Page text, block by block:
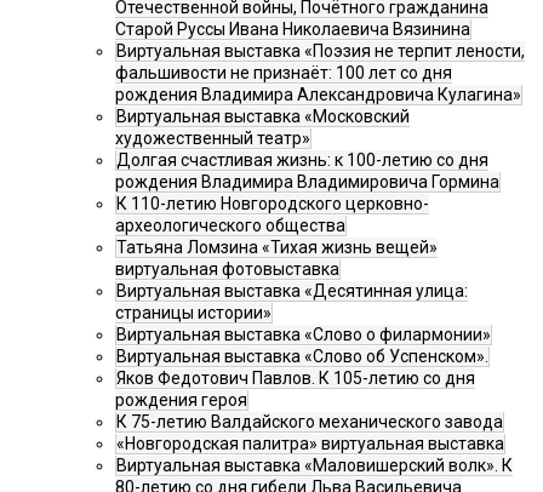
Отечественной войны, Почётного гражданина
Старой Руссы Ивана Николаевича Вязинина
Виртуальная выставка «Поэзия не терпит лености,
фальшивости не признаёт: 100 лет со дня
рождения Владимира Александровича Кулагина»
Виртуальная выставка «Московский
художественный театр»
Долгая счастливая жизнь: к 100-летию со дня
рождения Владимира Владимировича Гормина
К 110-летию Новгородского церковно-
археологического общества
Татьяна Ломзина «Тихая жизнь вещей»
виртуальная фотовыставка
Виртуальная выставка «Десятинная улица:
страницы истории»
Виртуальная выставка «Слово о филармонии»
Виртуальная выставка «Слово об Успенском».
Яков Федотович Павлов. К 105-летию со дня
рождения героя
К 75-летию Валдайского механического завода
«Новгородская палитра» виртуальная выставка
Виртуальная выставка «Маловишерский волк». К
80-летию со дня гибели Льва Васильевича